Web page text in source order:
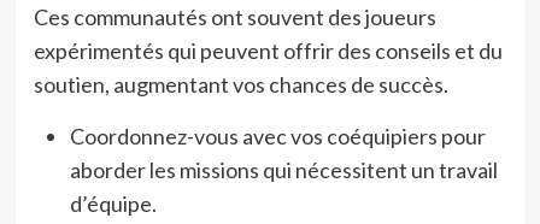
Ces communautés ont souvent des joueurs
expérimentés qui peuvent offrir des conseils et du
soutien, augmentant vos chances de succès.
Coordonnez-vous avec vos coéquipiers pour
aborder les missions qui nécessitent un travail
d’équipe.